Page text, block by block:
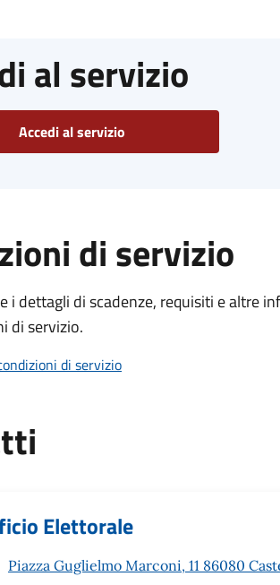
al servizio
Accedi al servizio
di servizio
i dettagli di scadenze, requisiti e altre
di servizio.
di servizio
Elettorale
Piazza Guglielmo Marconi, 11 86080